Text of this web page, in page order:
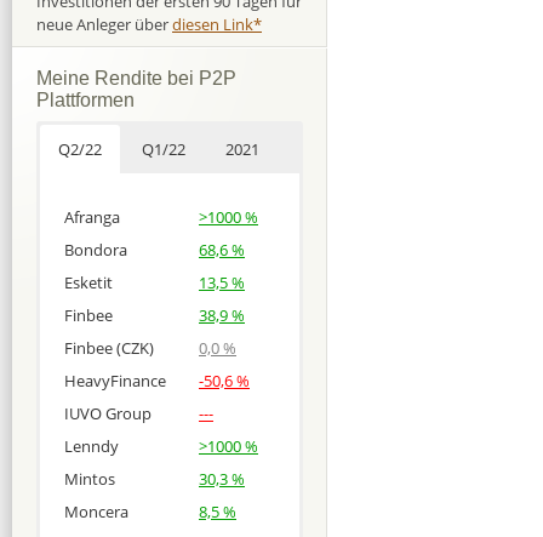
neue Anleger überdiesen Link*
Meine Rendite bei P2P
Plattformen
Q2/22 Q1/22 2021
Afranga
>1000 %
Bondora
68,6 %
Esketit
13,5 %
Finbee
38,9 %
Finbee (CZK)
0,0 %
HeavyFinance
-50,6 %
IUVO Group
---
Lenndy
>1000 %
Mintos
30,3 %
Moncera
8,5 %